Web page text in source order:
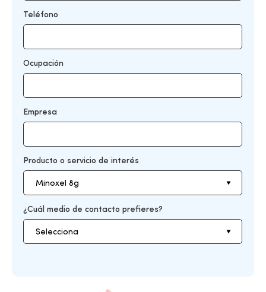
Teléfono
Ocupación
Empresa
Producto o servicio de interés
¿Cuál medio de contacto prefieres?